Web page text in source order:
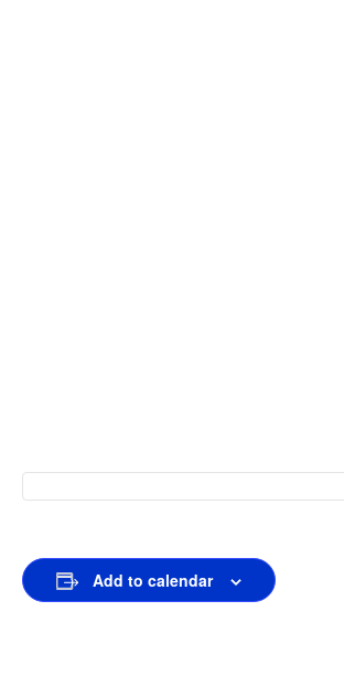
Add to calendar